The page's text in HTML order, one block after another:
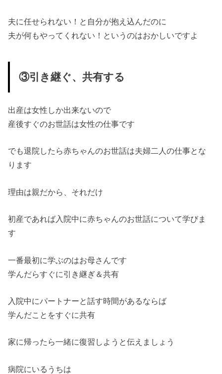
夫に任せられない！と自分が抱え込んだのに
夫が何もやってくれない！というのはおかしいですよ
③引き継ぐ、共有する
出産は女性しか出来ないので
産後すぐのお世話は女性の仕事です
でも退院したら赤ちゃんのお世話は夫婦二人の仕事とな
ります
理由は親だから、それだけ
初産であれば入院中に赤ちゃんのお世話について学びま
す
一番最初に学ぶのはお母さんです
学んだらすぐに引き継ぎ＆共有
入院中にパートナーと話す時間があるならば
学んだことをすぐに共有
家に帰ったら一緒に復習しようと伝えましょう
病院にいるうちは